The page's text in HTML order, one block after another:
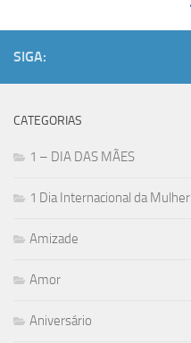
SIGA:
CATEGORIAS
1 – DIA DAS MÃES
1 Dia Internacional da Mulher
Amizade
Amor
Aniversário